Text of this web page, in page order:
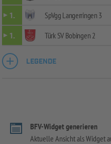
1.
SpVgg Langerringen 3
1.
Türk SV Bobingen 2
LEGENDE
BFV-Widget generieren
Aktuelle Ansicht als Widget